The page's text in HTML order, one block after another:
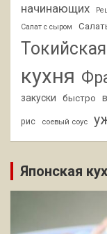
начинающих
Салат с сыром
кухня
закуски
быстро
рис соевый соус
Японская